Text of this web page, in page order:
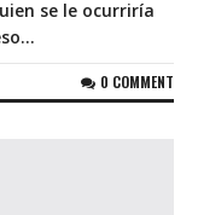
se le ocurriría
0 COMMENT